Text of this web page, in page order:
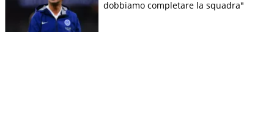
dobbiamo completare la squadra"